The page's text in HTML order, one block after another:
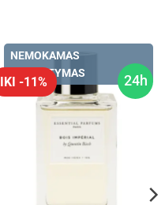
24h
IKI -11%
NEMOKAMAS
PRISTATYMAS